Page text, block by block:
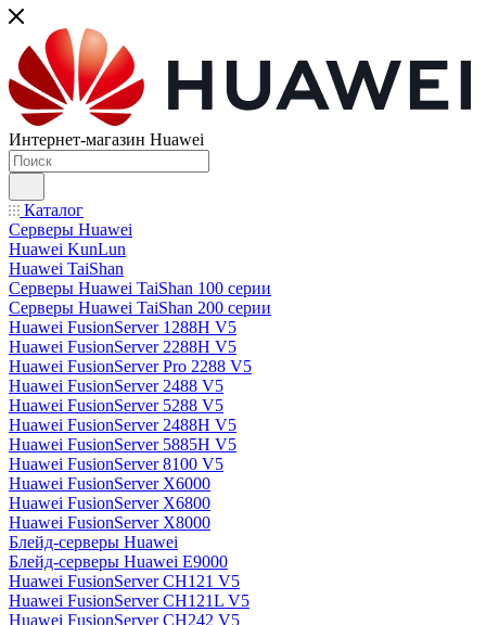
Интернет-магазин Huawei
Каталог
Серверы Huawei
Huawei KunLun
Huawei TaiShan
Серверы Huawei TaiShan 100 серии
Серверы Huawei TaiShan 200 серии
Huawei FusionServer 1288H V5
Huawei FusionServer 2288H V5
Huawei FusionServer Pro 2288 V5
Huawei FusionServer 2488 V5
Huawei FusionServer 5288 V5
Huawei FusionServer 2488H V5
Huawei FusionServer 5885H V5
Huawei FusionServer 8100 V5
Huawei FusionServer X6000
Huawei FusionServer X6800
Huawei FusionServer X8000
Блейд-серверы Huawei
Блейд-серверы Huawei E9000
Huawei FusionServer CH121 V5
Huawei FusionServer CH121L V5
Huawei FusionServer CH242 V5